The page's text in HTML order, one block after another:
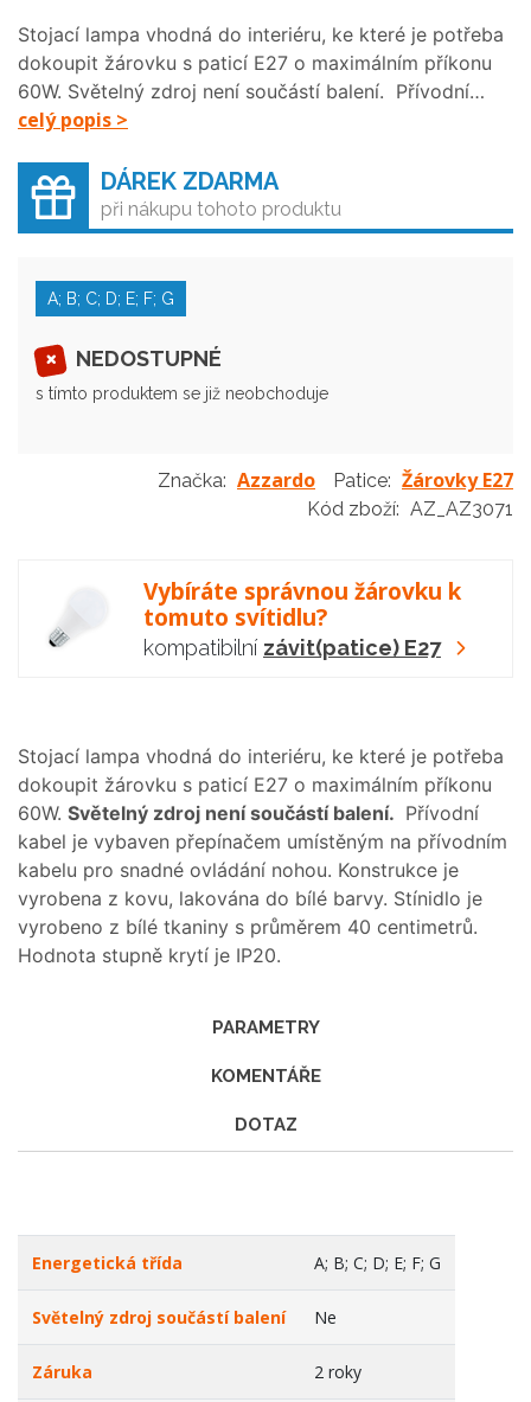
Stojací lampa vhodná do interiéru, ke které je potřeba
dokoupit žárovku s paticí E27 o maximálním příkonu
60W. Světelný zdroj není součástí balení. Přívodní…
celý popis >
DÁREK ZDARMA
při nákupu tohoto produktu
A; B; C; D; E; F; G
NEDOSTUPNÉ
s tímto produktem se již neobchoduje
Značka: Azzardo Patice: Žárovky E27
Kód zboží: AZ_AZ3071
Vybíráte správnou žárovku k
tomuto svítidlu?
kompatibilní závit(patice) E27
Stojací lampa vhodná do interiéru, ke které je potřeba
dokoupit žárovku s paticí E27 o maximálním příkonu
60W. Světelný zdroj není součástí balení. Přívodní
kabel je vybaven přepínačem umístěným na přívodním
kabelu pro snadné ovládání nohou. Konstrukce je
vyrobena z kovu, lakována do bílé barvy. Stínidlo je
vyrobeno z bílé tkaniny s průměrem 40 centimetrů.
Hodnota stupně krytí je IP20.
PARAMETRY
KOMENTÁŘE
DOTAZ
Energetická třída A; B; C; D; E; F; G
Světelný zdroj součástí balení Ne
Záruka 2 roky